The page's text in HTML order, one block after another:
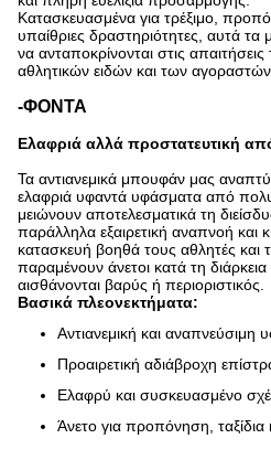
Κατασκευασμένα για τρέξιμο,
υπαίθριες δραστηριότητες, αυτά τα
να ανταποκρίνονται στις
αθλητικών ειδών και των
-ΦΟΝΤΑ
Ελαφριά αλλά προστατευτική
Τα αντιανεμικά μπουφάν μας
ελαφριά υφαντά υφάσματα από
μειώνουν αποτελεσματικά τη
παράλληλα εξαιρετική αναπνοή και
κατασκευή βοηθά τους αθλητές και
παραμένουν άνετοι κατά τη
αισθάνονται βαρύς ή περιοριστικός.
Βασικά πλεονεκτήματα:
Αντιανεμική και αναπνεύσιμη
Προαιρετική αδιάβροχη
Ελαφρύ και συσκευασμένο
Άνετο για προπόνηση, ταξίδια